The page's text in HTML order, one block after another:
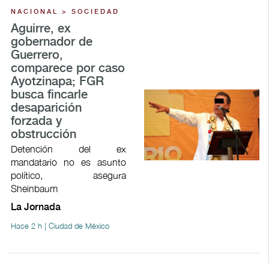
NACIONAL > SOCIEDAD
Aguirre, ex
gobernador de
Guerrero,
comparece por caso
Ayotzinapa; FGR
busca fincarle
desaparición
forzada y
obstrucción
Detención del ex
mandatario no es asunto
político, asegura
Sheinbaum
La Jornada
Hace 2 h | Ciudad de México